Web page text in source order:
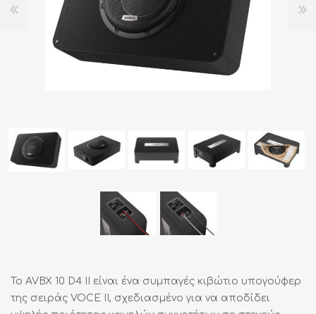
Το AVBX 10 D4 II είναι ένα συμπαγές κιβώτιο υπογούφερ
της σειράς VOCE II, σχεδιασμένο για να αποδίδει